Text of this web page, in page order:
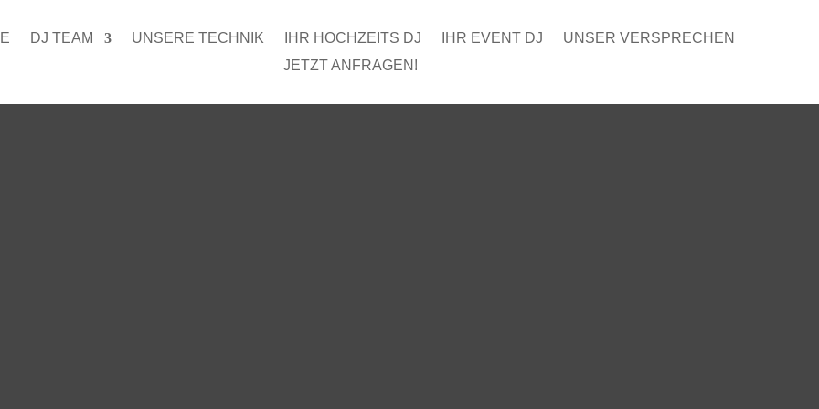
DJ TEAM UNSERE TECHNIK IHR HOCHZEITS DJ IHR EVENT DJ
UNSER VERSPRECHEN
JETZT ANFRAGEN!